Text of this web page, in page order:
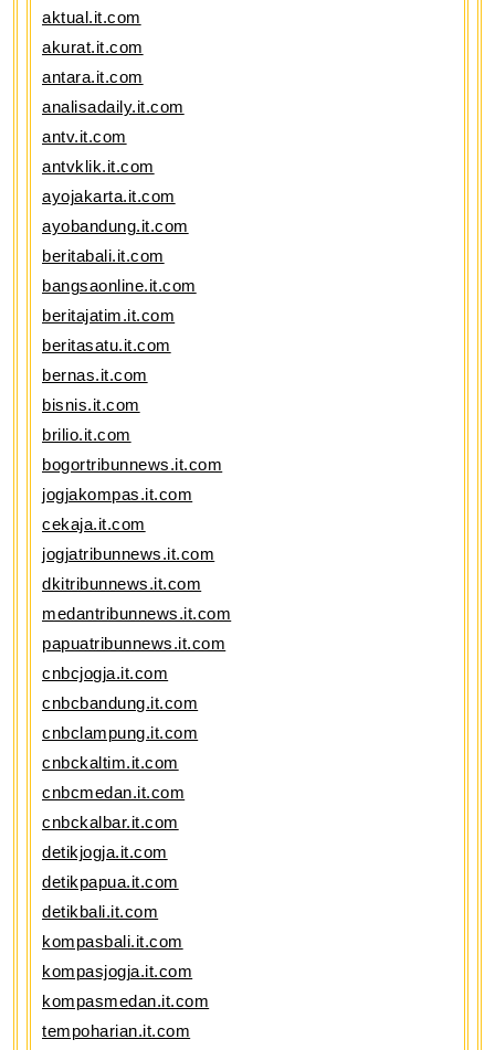
aktual.it.com
akurat.it.com
antara.it.com
analisadaily.it.com
antv.it.com
antvklik.it.com
ayojakarta.it.com
ayobandung.it.com
beritabali.it.com
bangsaonline.it.com
beritajatim.it.com
beritasatu.it.com
bernas.it.com
bisnis.it.com
brilio.it.com
bogortribunnews.it.com
jogjakompas.it.com
cekaja.it.com
jogjatribunnews.it.com
dkitribunnews.it.com
medantribunnews.it.com
papuatribunnews.it.com
cnbcjogja.it.com
cnbcbandung.it.com
cnbclampung.it.com
cnbckaltim.it.com
cnbcmedan.it.com
cnbckalbar.it.com
detikjogja.it.com
detikpapua.it.com
detikbali.it.com
kompasbali.it.com
kompasjogja.it.com
kompasmedan.it.com
tempoharian.it.com